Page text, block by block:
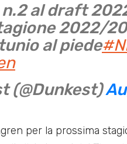
n.2 al draft
2022/
al piede
(@Dunkest)
per la prossima